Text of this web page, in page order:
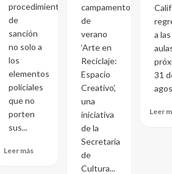
procedimientos
de
sanción
no solo a
los
elementos
policiales
que no
porten
sus...
Leer más
campamento
de
verano
‘Arte en
Reciclaje:
Espacio
Creativo’,
una
iniciativa
de la
Secretaría
de
Cultura...
a las
31
Leer